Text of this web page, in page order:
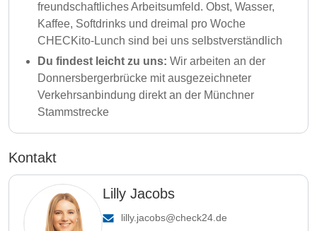
freundschaftliches Arbeitsumfeld. Obst, Wasser,
Kaffee, Softdrinks und dreimal pro Woche
CHECKito-Lunch sind bei uns selbstverständlich
Du findest leicht zu uns: Wir arbeiten an der
Donnersbergerbrücke mit ausgezeichneter
Verkehrsanbindung direkt an der Münchner
Stammstrecke
Kontakt
Lilly Jacobs
lilly.jacobs@check24.de